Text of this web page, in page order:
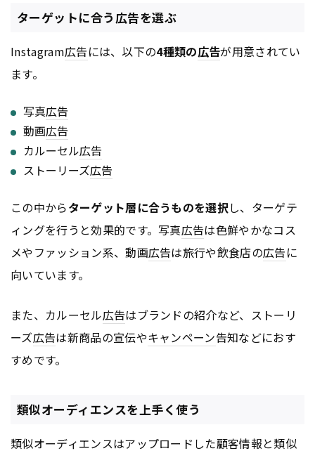
ターゲットに合う広告を選ぶ
Instagram広告には、以下の4種類の広告が用意されてい
ます。
写真広告
動画広告
カルーセル広告
ストーリーズ広告
この中からターゲット層に合うものを選択し、ターゲテ
ィングを行うと効果的です。写真広告は色鮮やかなコス
メやファッション系、動画広告は旅行や飲食店の広告に
向いています。
また、カルーセル広告はブランドの紹介など、ストーリ
ーズ広告は新商品の宣伝やキャンペーン告知などにおす
すめです。
類似オーディエンスを上手く使う
類似オーディエンスはアップロードした顧客情報と類似